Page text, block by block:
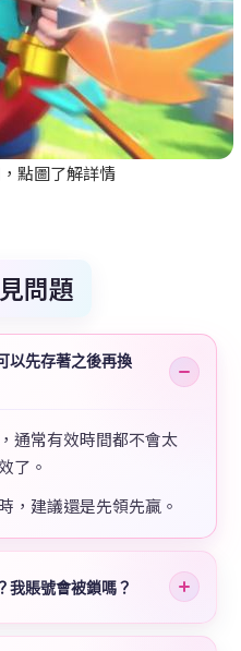
點圖了解詳情
問題
以先存著之後再換
通常有效時間都不會太
了。
，建議還是先領先贏。
我賬號會被鎖嗎？